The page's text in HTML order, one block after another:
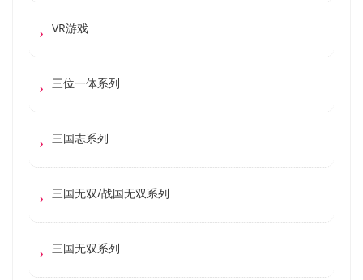
VR游戏
三位一体系列
三国志系列
三国无双/战国无双系列
三国无双系列